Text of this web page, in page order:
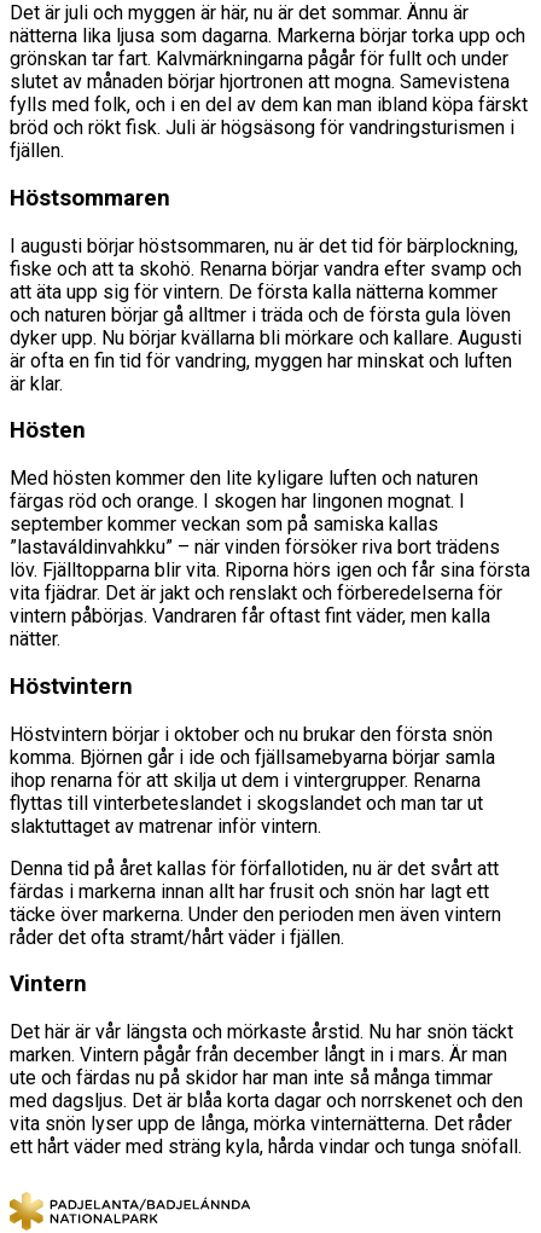
Det är juli och myggen är här, nu är det sommar. Ännu är
nätterna lika ljusa som dagarna. Markerna börjar torka upp och
grönskan tar fart. Kalvmärkningarna pågår för fullt och under
slutet av månaden börjar hjortronen att mogna. Samevistena
fylls med folk, och i en del av dem kan man ibland köpa färskt
bröd och rökt fisk. Juli är högsäsong för vandringsturismen i
fjällen.
Höstsommaren
I augusti börjar höstsommaren, nu är det tid för bärplockning,
fiske och att ta skohö. Renarna börjar vandra efter svamp och
att äta upp sig för vintern. De första kalla nätterna kommer
och naturen börjar gå alltmer i träda och de första gula löven
dyker upp. Nu börjar kvällarna bli mörkare och kallare. Augusti
är ofta en fin tid för vandring, myggen har minskat och luften
är klar.
Hösten
Med hösten kommer den lite kyligare luften och naturen
färgas röd och orange. I skogen har lingonen mognat. I
september kommer veckan som på samiska kallas
”lastaváldinvahkku” – när vinden försöker riva bort trädens
löv. Fjälltopparna blir vita. Riporna hörs igen och får sina första
vita fjädrar. Det är jakt och renslakt och förberedelserna för
vintern påbörjas. Vandraren får oftast fint väder, men kalla
nätter.
Höstvintern
Höstvintern börjar i oktober och nu brukar den första snön
komma. Björnen går i ide och fjällsamebyarna börjar samla
ihop renarna för att skilja ut dem i vintergrupper. Renarna
flyttas till vinterbeteslandet i skogslandet och man tar ut
slaktuttaget av matrenar inför vintern.
Denna tid på året kallas för förfallotiden, nu är det svårt att
färdas i markerna innan allt har frusit och snön har lagt ett
täcke över markerna. Under den perioden men även vintern
råder det ofta stramt/hårt väder i fjällen.
Vintern
Det här är vår längsta och mörkaste årstid. Nu har snön täckt
marken. Vintern pågår från december långt in i mars. Är man
ute och färdas nu på skidor har man inte så många timmar
med dagsljus. Det är blåa korta dagar och norrskenet och den
vita snön lyser upp de långa, mörka vinternätterna. Det råder
ett hårt väder med sträng kyla, hårda vindar och tunga snöfall.